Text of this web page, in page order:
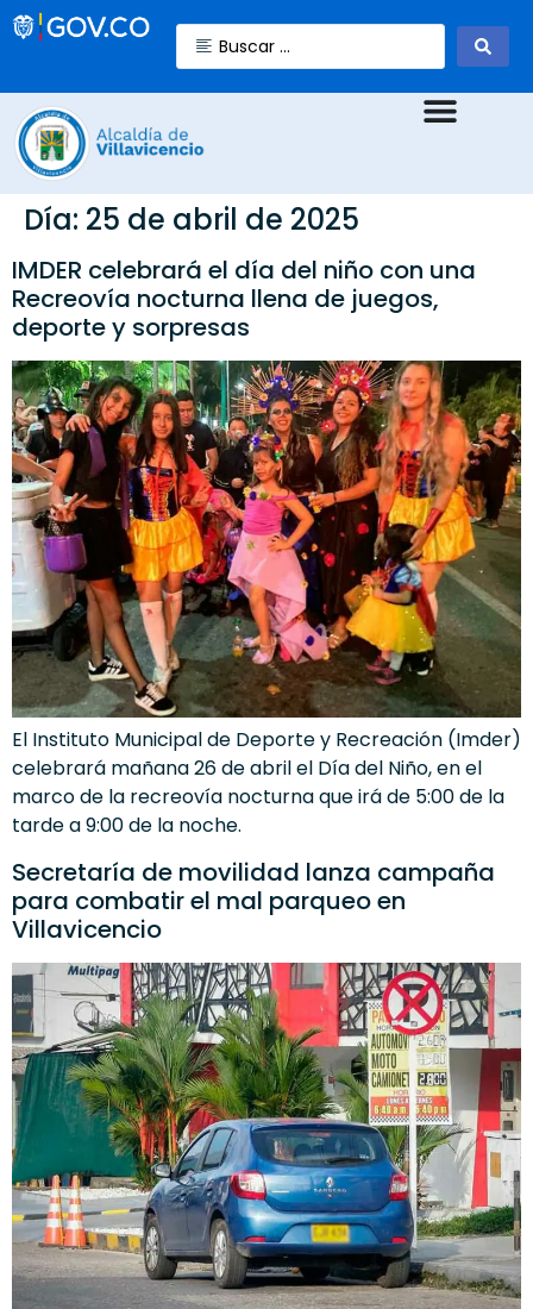
Día: 25 de abril de 2025
IMDER celebrará el día del niño con una
Recreovía nocturna llena de juegos,
deporte y sorpresas
El Instituto Municipal de Deporte y Recreación (Imder)
celebrará mañana 26 de abril el Día del Niño, en el
marco de la recreovía nocturna que irá de 5:00 de la
tarde a 9:00 de la noche.
Secretaría de movilidad lanza campaña
para combatir el mal parqueo en
Villavicencio